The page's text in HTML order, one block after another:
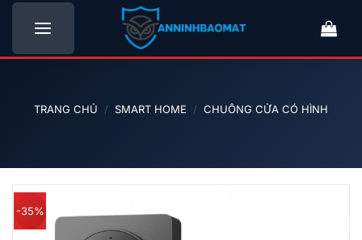
Bỏ
nội
TRANG CHỦ / SMART HOME / CHUÔNG CỬA CÓ HÌNH
-35%